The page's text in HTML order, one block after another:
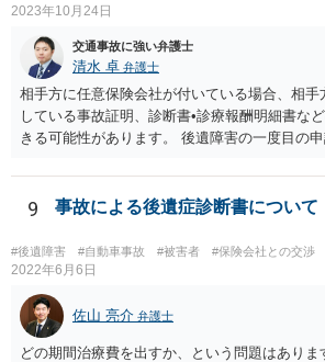
2023年10月24日
交通事故に強い弁護士
清水 卓 弁護士
相手方に任意保険会社が付いている場合、相
している事故証明、診断書•診療報酬明細書な
きる可能性があります。 後遺障害の一度目の
果と認定理由書も相手方任意保険会社から入
す。 これらが難しくても、通院していた病院
ているがが定かではありませんが、昨年４月か
過しており、時効なども意識しながら対応をし
す。 待っていても事態が打開しない可能性も
可能な弁護士に個別に問い合わせ、上記の方法
談してみるのが望ましいかもしれません。
9 事故による後遺症診断書について
#後遺障害 #自動車事故 #被害者 #保険会社との交渉
2022年6月6日
佐山 亮介 弁護士
どの期間治療費を出すか、という問題はあり